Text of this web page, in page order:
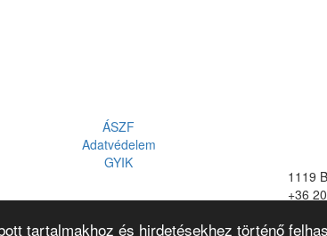
tartalmakhoz és hirdetésekhez történő
ÁSZF
Adatvédelem
GYIK
1119
+36